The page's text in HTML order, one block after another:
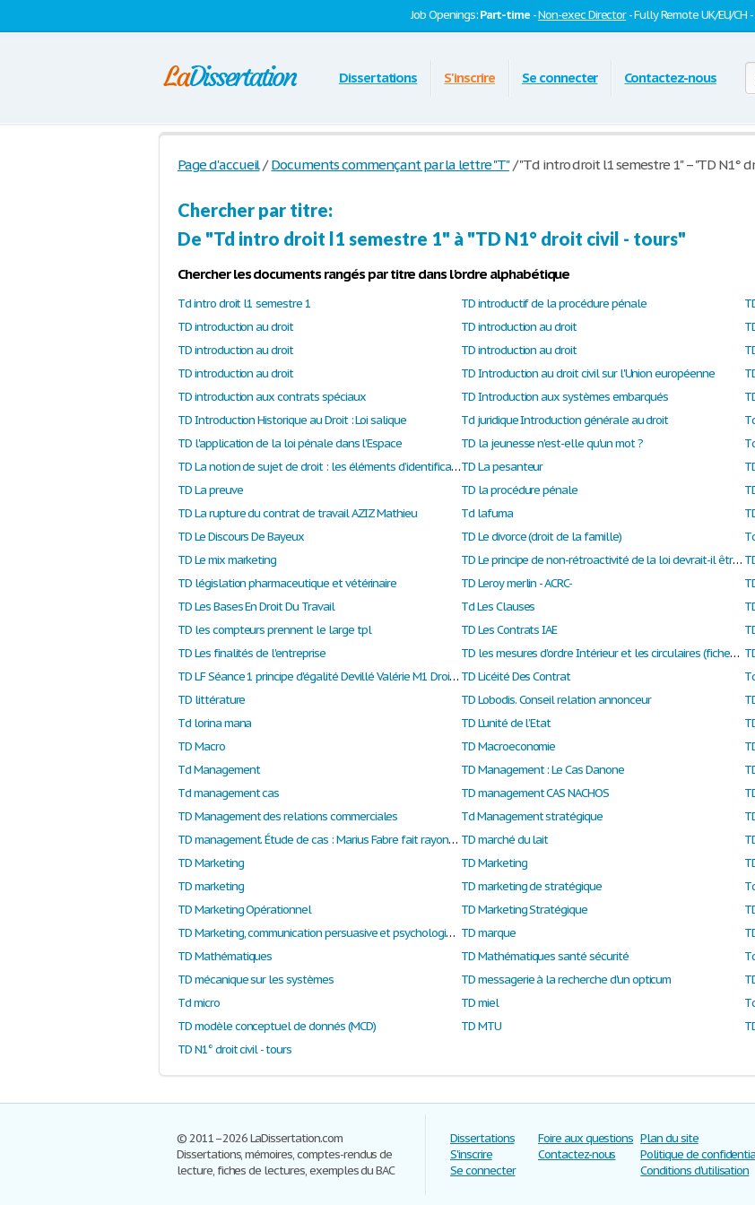
Job Openings:Part-time -Non-exec Director- Fully Remote UK/EU/CH -
Dissertations S'inscrire Se connecter Contactez-nous
Page d'accueil / Documents commençant par la lettre "T" /"Td intro droit l1 semestre 1" – "TD N1°
Chercher par titre:
De "Td intro droit l1 semestre 1" à "TD N1° droit civil - tours"
Chercher les documents rangés par titre dans l'ordre alphabétique
Td intro droit l1 semestre 1 TD introductif de la procédure pénale
TD introduction au droit
TD introduction au droit
TD introduction au droit
TD introduction au droit
TD introduction au droit
TD Introduction au droit civil sur l'Union européenne
TD introduction aux contrats spéciaux
TD Introduction aux systèmes embarqués
TD Introduction Historique au Droit : Loi salique
Td juridique Introduction générale au droit
TD l'application de la loi pénale dans l'Espace
TD la jeunesse n'est-elle qu'un mot ?
TD La notion de sujet de droit : les éléments d’identification des personnes.TD La pesanteur
TD La preuve
TD la procédure pénale
TD La rupture du contrat de travail AZIZ Mathieu
Td lafuma
TD Le Discours De Bayeux
TD Le divorce (droit de la famille)
TD Le mix marketing
TD Le principe de non-rétroactivité de la loi devrait-il être absolu ?
TD législation pharmaceutique et vétérinaire
TD Leroy merlin - ACRC-
TD Les Bases En Droit Du Travail
Td Les Clauses
TD les compteurs prennent le large tpl
TD Les Contrats IAE
TD Les finalités de l'entreprise
TD les mesures d'ordre Intérieur et les circulaires (fiches d’arrêt)
TD LF Séance 1 principe d'égalité Devillé Valérie M1 Droit public EAD TD Licéité Des Contrat
TD littérature
TD Lobodis. Conseil relation annonceur
Td lorina mana
TD L’unité de l’Etat
TD Macro
TD Macroeconomie
Td Management
TD Management : Le Cas Danone
Td management cas
TD management CAS NACHOS
TD Management des relations commerciales
Td Management stratégique
TD management. Étude de cas : Marius Fabre fait rayonner le savon de Marseille TD marché du lait
TD Marketing
TD Marketing
TD marketing
TD marketing de stratégique
TD Marketing Opérationnel
TD Marketing Stratégique
TD Marketing, communication persuasive et psychologie sociale des médias TD marque
TD Mathématiques
TD Mathématiques santé sécurité
TD mécanique sur les systèmes
TD messagerie à la recherche d'un opticum
Td micro
TD miel
TD modèle conceptuel de donnés (MCD)
TD MTU
TD N1° droit civil - tours
© 2011–2026 LaDissertation.com
Dissertations, mémoires, comptes-rendus de
lecture, fiches de lectures, exemples du BAC
Dissertations
S'inscrire
Se connecter
Foire aux questions
Contactez-nous
Plan du site
Politique de
Conditions d'utilisation